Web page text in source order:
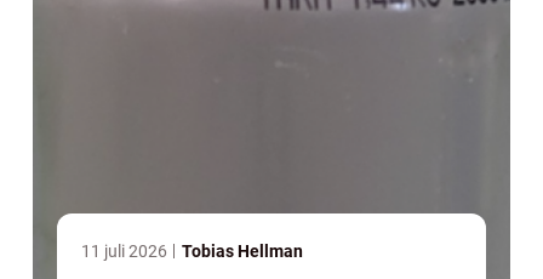
11 juli 2026 Tobias Hellman